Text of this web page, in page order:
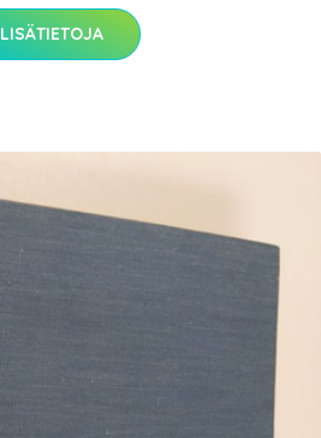
LISÄTIETOJA